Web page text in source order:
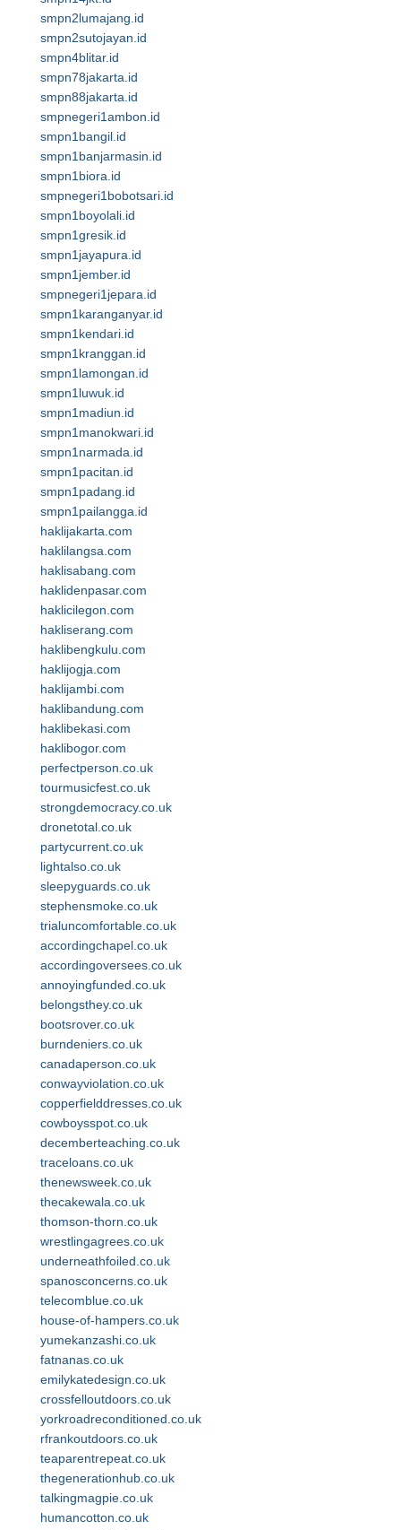
smpn2lumajang.id
smpn2sutojayan.id
smpn4blitar.id
smpn78jakarta.id
smpn88jakarta.id
smpnegeri1ambon.id
smpn1bangil.id
smpn1banjarmasin.id
smpn1biora.id
smpnegeri1bobotsari.id
smpn1boyolali.id
smpn1gresik.id
smpn1jayapura.id
smpn1jember.id
smpnegeri1jepara.id
smpn1karanganyar.id
smpn1kendari.id
smpn1kranggan.id
smpn1lamongan.id
smpn1luwuk.id
smpn1madiun.id
smpn1manokwari.id
smpn1narmada.id
smpn1pacitan.id
smpn1padang.id
smpn1pailangga.id
haklijakarta.com
haklilangsa.com
haklisabang.com
haklidenpasar.com
haklicilegon.com
hakliserang.com
haklibengkulu.com
haklijogja.com
haklijambi.com
haklibandung.com
haklibekasi.com
haklibogor.com
perfectperson.co.uk
tourmusicfest.co.uk
strongdemocracy.co.uk
dronetotal.co.uk
partycurrent.co.uk
lightalso.co.uk
sleepyguards.co.uk
stephensmoke.co.uk
trialuncomfortable.co.uk
accordingchapel.co.uk
accordingoversees.co.uk
annoyingfunded.co.uk
belongsthey.co.uk
bootsrover.co.uk
burndeniers.co.uk
canadaperson.co.uk
conwayviolation.co.uk
copperfielddresses.co.uk
cowboysspot.co.uk
decemberteaching.co.uk
traceloans.co.uk
thenewsweek.co.uk
thecakewala.co.uk
thomson-thorn.co.uk
wrestlingagrees.co.uk
underneathfoiled.co.uk
spanosconcerns.co.uk
telecomblue.co.uk
house-of-hampers.co.uk
yumekanzashi.co.uk
fatnanas.co.uk
emilykatedesign.co.uk
crossfelloutdoors.co.uk
yorkroadreconditioned.co.uk
rfrankoutdoors.co.uk
teaparentrepeat.co.uk
thegenerationhub.co.uk
talkingmagpie.co.uk
humancotton.co.uk